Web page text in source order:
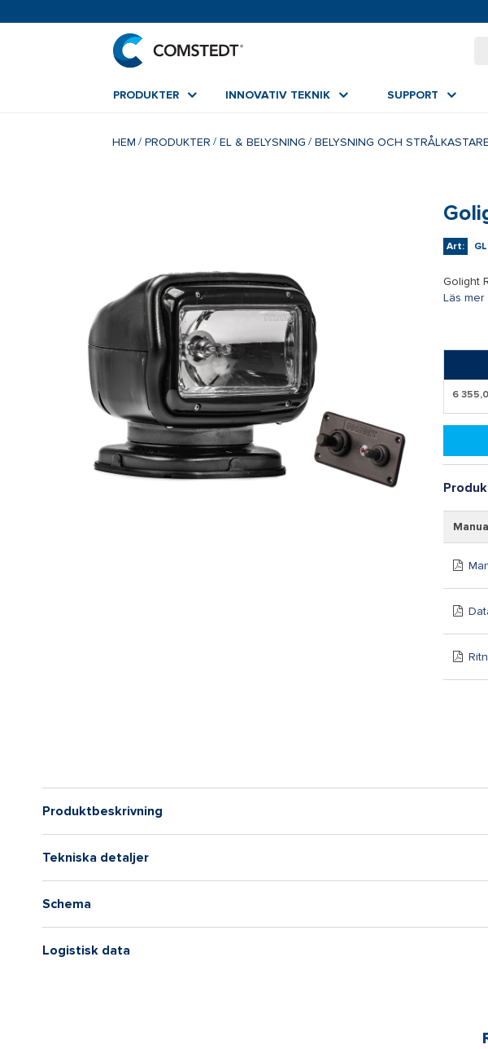
PRODUKTER INNOVATIV TEKNIK SUPPORT
HEM PRODUKTER EL & BELYSNING BELYSNING OCH STRÅLKASTARE
Art:
Golight
Läs mer
6
Produktbeskrivning
Tekniska detaljer
Schema
Logistisk data